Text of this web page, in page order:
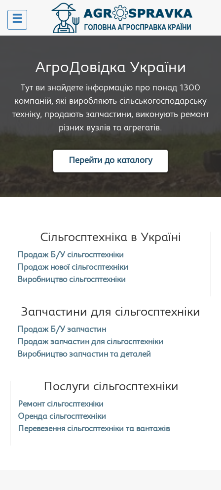
АгроДовідка України
Тут ви знайдете інформацію про понад 1300
компаній, які виробляють сільськогосподарську
техніку, продають запчастини, виконують ремонт
різних вузлів та агрегатів.
Перейти до каталогу
Сільгосптехніка в Україні
Продаж Б/У сільгосптехніки
Продаж нової сільгосптехніки
Виробництво сільгосптехніки
Запчастини для сільгосптехніки
Продаж Б/У запчастин
Продаж запчастин для сільгосптехніки
Виробництво запчастин та деталей
Послуги сільгосптехніки
Ремонт сільгосптехніки
Оренда сільгосптехніки
Перевезення сільгосптехніки та вантажів